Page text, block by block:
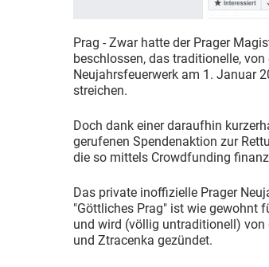
Prag - Zwar hatte der Prager
beschlossen, das traditionelle,
Neujahrsfeuerwerk am 1. Januar
streichen.
Doch dank einer daraufhin
gerufenen Spendenaktion zur
die so mittels Crowdfunding
Das private inoffizielle Prager
"Göttliches Prag" ist wie gewohnt
und wird (völlig untraditionell)
und Ztracenka gezündet.